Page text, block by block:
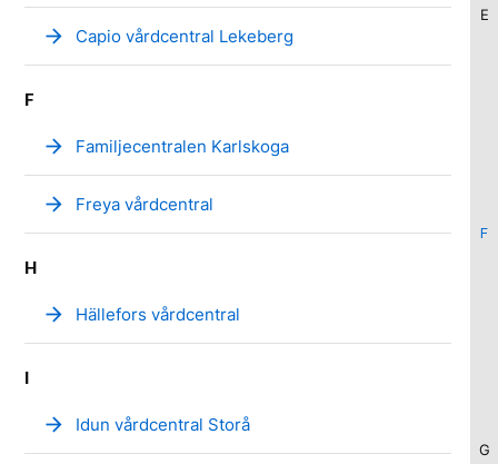
E
F
G
arrow_forward Capio vårdcentral Lekeberg
F
arrow_forward Familjecentralen Karlskoga
arrow_forward Freya vårdcentral
H
arrow_forward Hällefors vårdcentral
I
arrow_forward Idun vårdcentral Storå